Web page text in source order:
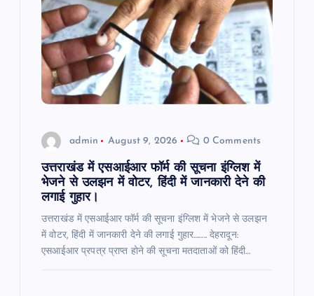
admin August 9, 2026 0 Comments
उत्तराखंड में एसआईआर फॉर्म की सूचना इंग्लिश में
भेजने से उलझन में वोटर, हिंदी में जानकारी देने की
लगाई गुहार।
उत्तराखंड में एसआईआर फॉर्म की सूचना इंग्लिश में भेजने से उलझन
में वोटर, हिंदी में जानकारी देने की लगाई गुहार…….. देहरादून:
एसआईआर प्रपत्र प्राप्त होने की सूचना मतदाताओं को हिंदी…